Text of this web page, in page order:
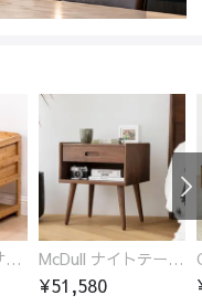
Autumnal 竹製 サイドテーブル ナイトテーブル 引き出し付き McDull ナイトテーブル サイドボード 引き出し付き 北米FAS級ブラックウォールナット 無垢材
¥51,580